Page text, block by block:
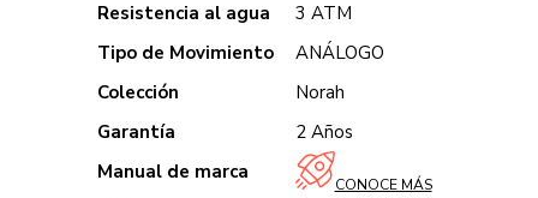
Resistencia al agua
3 ATM
Tipo de Movimiento
ANÁLOGO
Colección
Norah
Garantía
2 Años
Manual de marca
CONOCE MÁS